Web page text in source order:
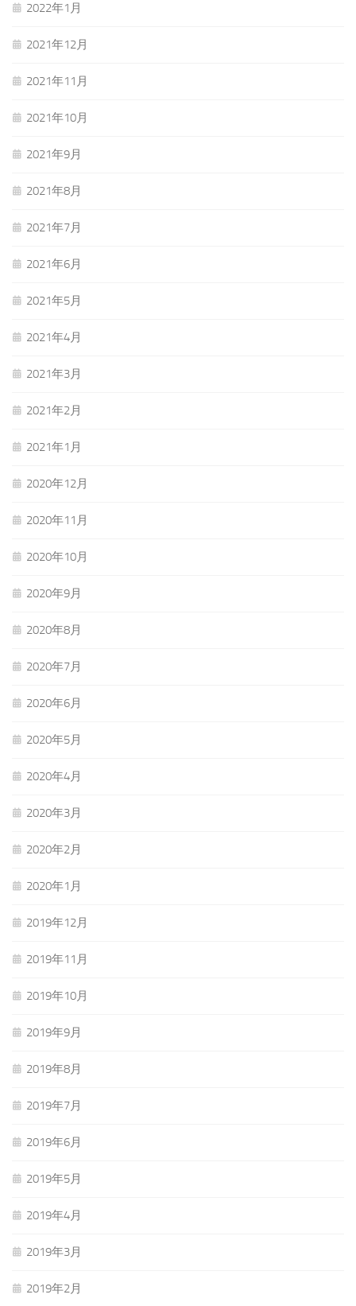
2022年1月
2021年12月
2021年11月
2021年10月
2021年9月
2021年8月
2021年7月
2021年6月
2021年5月
2021年4月
2021年3月
2021年2月
2021年1月
2020年12月
2020年11月
2020年10月
2020年9月
2020年8月
2020年7月
2020年6月
2020年5月
2020年4月
2020年3月
2020年2月
2020年1月
2019年12月
2019年11月
2019年10月
2019年9月
2019年8月
2019年7月
2019年6月
2019年5月
2019年4月
2019年3月
2019年2月